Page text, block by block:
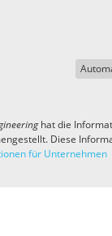
hat die
Diese
für Unternehmen